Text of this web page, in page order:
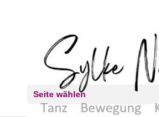
Seite wählen